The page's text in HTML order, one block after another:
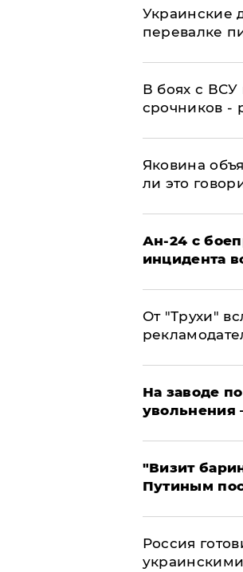
Украинские
перевалке
В боях с ВСУ
срочников -
Яковина
ли это
Ан-24 с
инцидента
От "Трухи"
На заводе
увольнения
"Визит
Путиным
​Россия